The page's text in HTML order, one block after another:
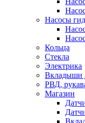
Насосы
Кольца
Стекла
Электрика
Вкладыши
РВД,
Магазин